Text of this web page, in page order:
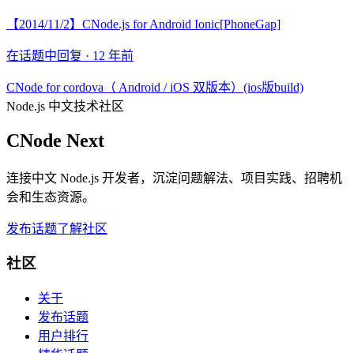
【2014/11/2】CNode.js for Android Ionic[PhoneGap]
在话题中回复 · 12 年前
CNode for cordova（ Android / iOS 双版本）(ios版build)
Node.js 中文技术社区
CNode Next
连接中文 Node.js 开发者，沉淀问题解法、项目实践、招聘机
会和生态资源。
发布话题了解社区
社区
关于
发布话题
用户排行